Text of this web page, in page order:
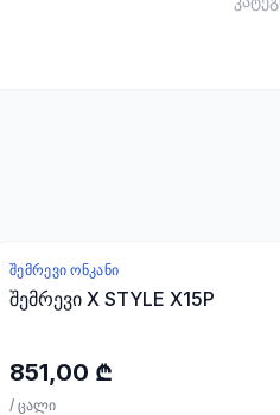
ᲨᲔᲛᲠᲔᲕᲘ ᲝᲜᲙᲐᲜᲘ
შემრევი X STYLE X15P
851,00 ₾
/ ცალი